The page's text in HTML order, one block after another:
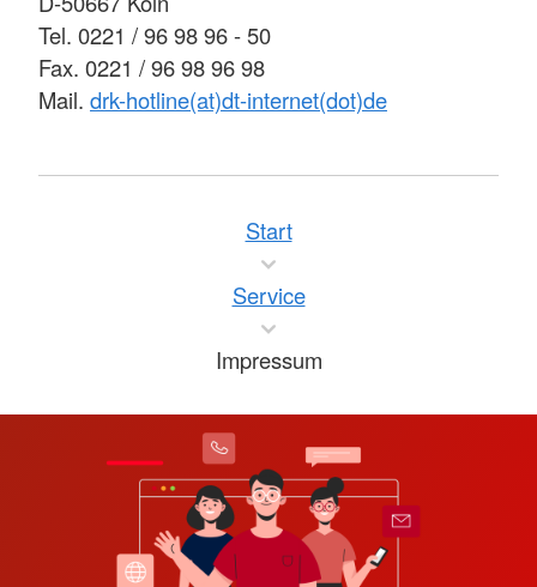
Tel. 0221 / 96 98 96 - 50
Fax. 0221 / 96 98 96 98
Mail. drk-hotline(at)dt-internet(dot)de
Start
Service
Impressum